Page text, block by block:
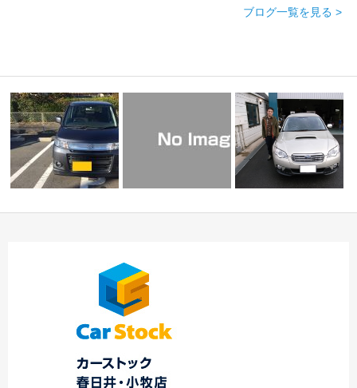
ブログ一覧を見る >
川店